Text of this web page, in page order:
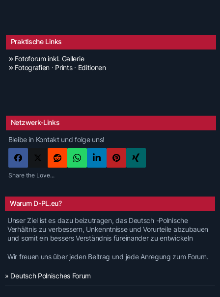
Praktische Links
Fotoforum inkl. Gallerie
Fotografien · Prints · Editionen
Netzwerk-Links
Bleibe in Kontakt und folge uns!
Share the Love...
Warum D-PL.eu?
Unser Ziel ist es dazu beizutragen, das Deutsch -Polnische
Verhältnis zu verbessern, Unkenntnisse und Vorurteile abzubauen
und somit ein bessers Verständnis füreinander zu entwickeln
Wir freuen uns über jeden Beitrag und jede Anregung zum Forum.
» Deutsch Polnisches Forum